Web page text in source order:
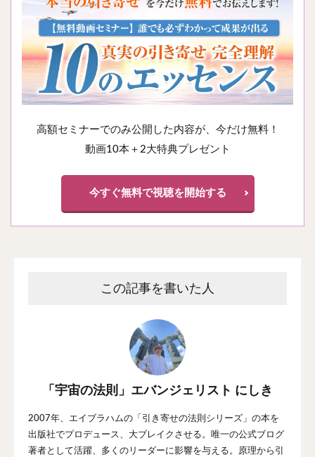
高額セミナーでのみ公開した内容が、今だけ無料！
動画10本＋2大特典プレゼント
今すぐ無料で視聴を開始する
この記事を書いた人
「宇宙の法則」エバンジェリスト にしき
2007年、エイブラハムの「引き寄せの法則シリーズ」の本を
出版社でプロデュース、大ブレイクさせる。唯一の公式ブログ
著者として活躍、多くのリーダーに影響を与える。原理から引